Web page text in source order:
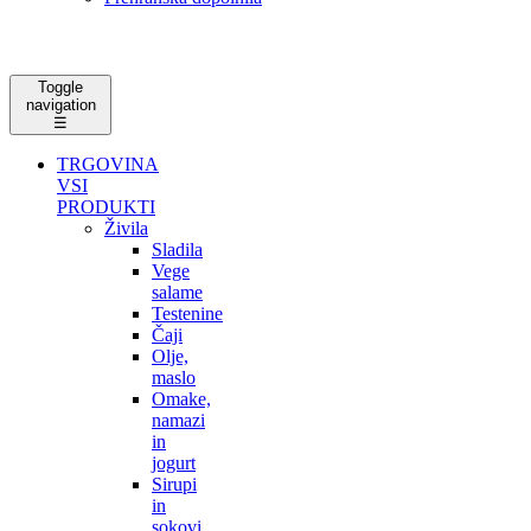
Toggle
navigation
☰
TRGOVINA
VSI
PRODUKTI
Živila
Sladila
Vege
salame
Testenine
Čaji
Olje,
maslo
Omake,
namazi
in
jogurt
Sirupi
in
sokovi